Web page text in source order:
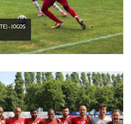
- JOGOS